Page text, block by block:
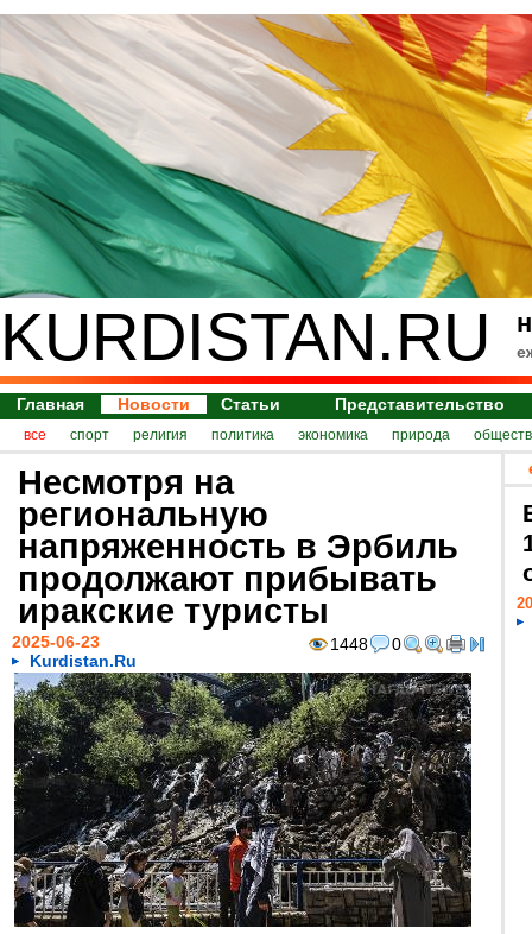
KURDISTAN.RU
Главная Новости Статьи Представительство
все спорт религия политика экономика природа
Несмотря на
региональную
напряженность в Эрбиль
продолжают прибывать
иракские туристы
1448 0
2025-06-23
Kurdistan.Ru